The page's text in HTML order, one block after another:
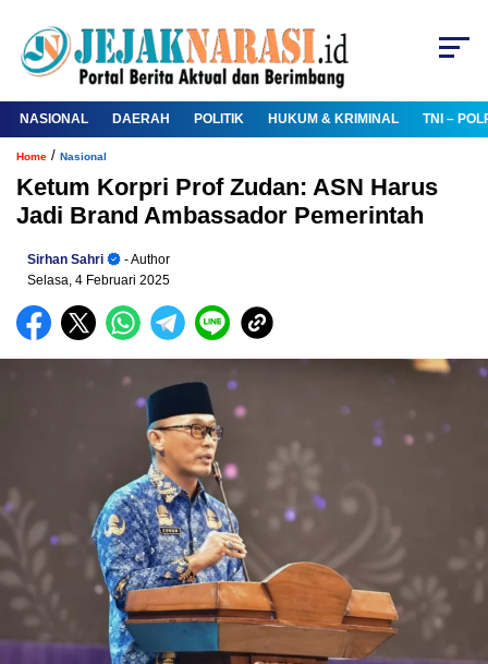
NASIONAL DAERAH POLITIK HUKUM & KRIMINAL TNI –
Home / Nasional
Ketum Korpri Prof Zudan: ASN Harus
Jadi Brand Ambassador Pemerintah
Sirhan Sahri
- Author
Selasa, 4 Februari 2025